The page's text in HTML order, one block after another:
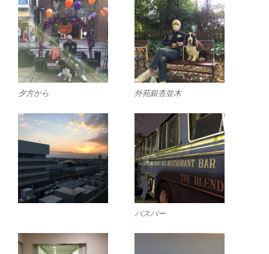
夕方から 外苑銀杏並木
バスバー